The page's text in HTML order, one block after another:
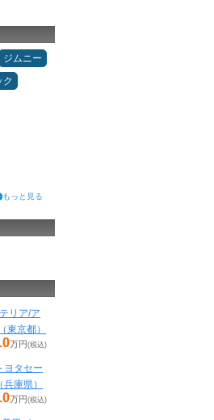
ジムニー
ク
もっと見る
リア/ア
東京都）
万円(税込)
タセー
庫県）
万円(税込)